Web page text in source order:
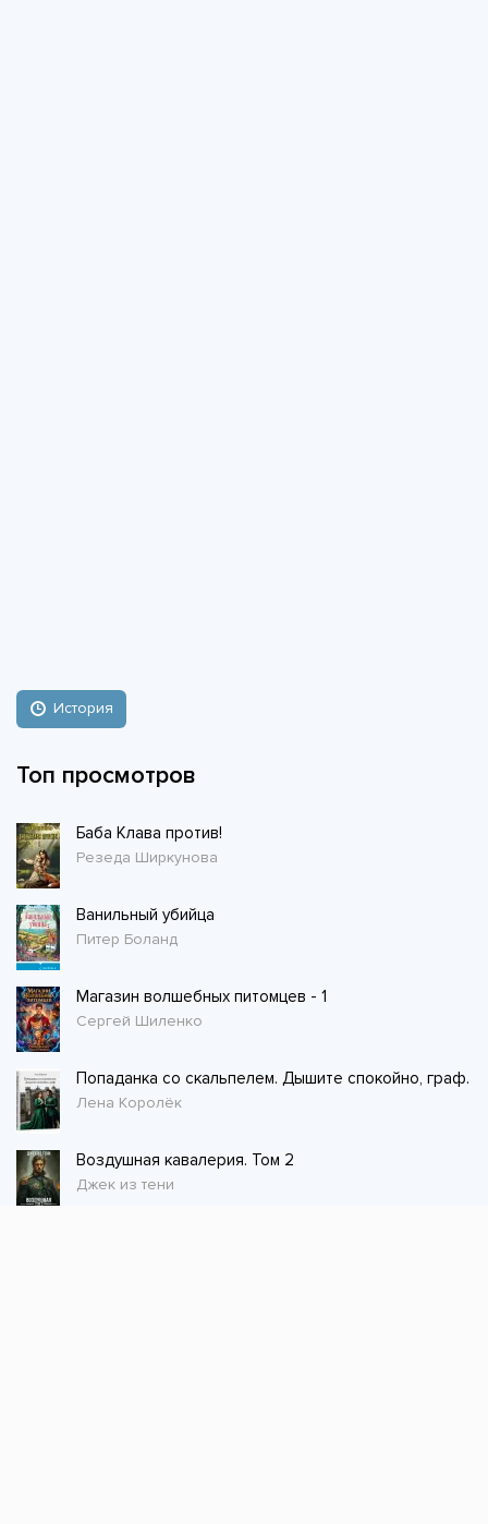
История
Топ просмотров
Баба Клава против!
Резеда Ширкунова
Ванильный убийца
Питер Боланд
Магазин волшебных питомцев - 1
Сергей Шиленко
Попаданка со скальпелем. Дышите спокойно, граф.
Лена Королёк
Воздушная кавалерия. Том 2
Джек из тени